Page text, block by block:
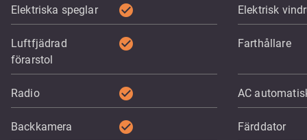
Elektriska speglar check_circle Elektrisk
Luftfjädrad
förarstol
check_circle Farthållare
Radio check_circle AC
Backkamera check_circle Färddator